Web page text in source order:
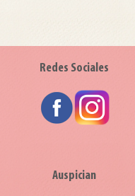
Redes Sociales
Auspician